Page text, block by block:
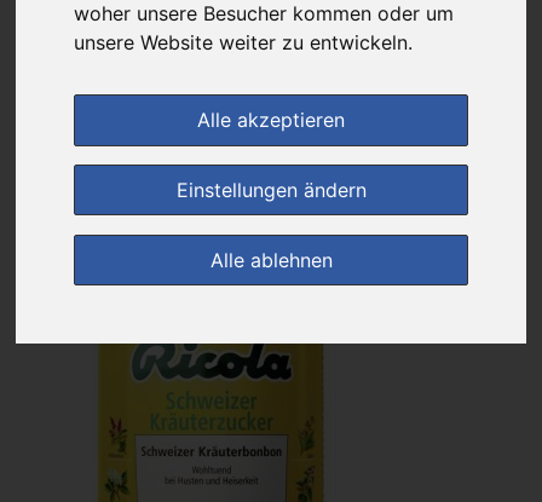
woher unsere Besucher kommen oder um
unsere Website weiter zu entwickeln.
Alle akzeptieren
Einstellungen ändern
Alle ablehnen
(0) Jetzt bewerten!
im Shop bestellen
zur Einkaufsliste